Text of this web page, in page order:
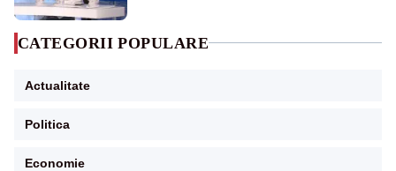
CATEGORII POPULARE
Actualitate
Politica
Economie